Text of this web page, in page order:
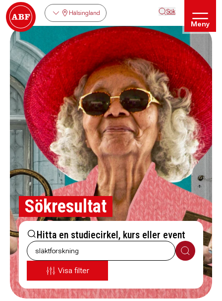
Hälsingland Sök
Meny
Sökresultat
Hitta en studiecirkel, kurs eller event
Sök
Visa filter